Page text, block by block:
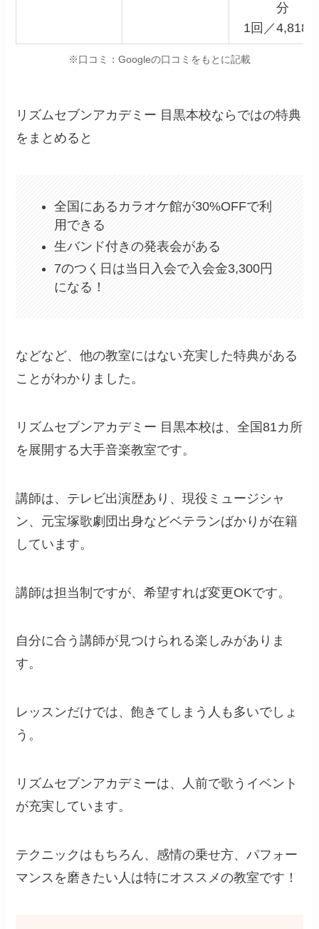
分
1回／4,818
※口コミ：Googleの口コミをもとに記載
リズムセブンアカデミー 目黒本校ならではの特典
をまとめると
全国にあるカラオケ館が30%OFFで利
用できる
生バンド付きの発表会がある
7のつく日は当日入会で入会金3,300円
になる！
などなど、他の教室にはない充実した特典がある
ことがわかりました。
リズムセブンアカデミー 目黒本校は、全国81カ所
を展開する大手音楽教室です。
講師は、テレビ出演歴あり、現役ミュージシャ
ン、元宝塚歌劇団出身などベテランばかりが在籍
しています。
講師は担当制ですが、希望すれば変更OKです。
自分に合う講師が見つけられる楽しみがありま
す。
レッスンだけでは、飽きてしまう人も多いでしょ
う。
リズムセブンアカデミーは、人前で歌うイベント
が充実しています。
テクニックはもちろん、感情の乗せ方、パフォー
マンスを磨きたい人は特にオススメの教室です！